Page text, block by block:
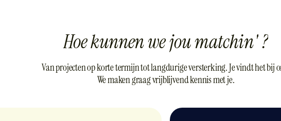
Hoekunnenwejoumatchin'?
Van projecten op korte termijn tot langdurige versterking. Je vindt het bij
We maken graag vrijblijvend kennis met je.